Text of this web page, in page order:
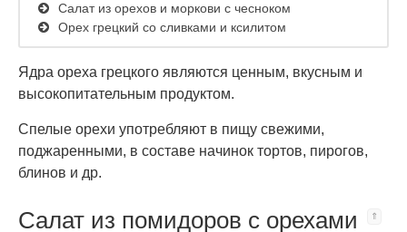
Салат из орехов и моркови с чесноком
Орех грецкий со сливками и ксилитом
Ядра ореха грецкого являются ценным, вкусным и
высокопитательным продуктом.
Спелые орехи употребляют в пищу свежими,
поджаренными, в составе начинок тортов, пирогов,
блинов и др.
Салат из помидоров с орехами